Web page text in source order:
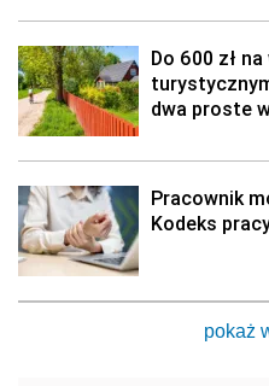
Do 600 zł
dwa proste
Pracownik
Kodeks
pokaż